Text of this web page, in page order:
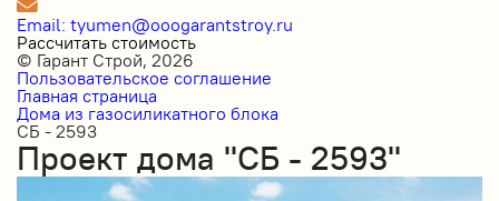
Email: tyumen@ooogarantstroy.ru
Рассчитать стоимость
© Гарант Строй, 2026
Пользовательское соглашение
Главная страница
Дома из газосиликатного блока
СБ - 2593
Проект дома "СБ - 2593"